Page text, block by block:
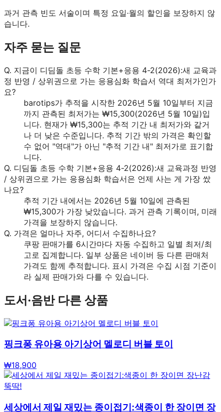
과거 관측 빈도 서술이며 특정 요일·월의 할인을 보장하지 않
습니다.
자주 묻는 질문
Q. 지금이 디딤돌 초등 수학 기본+응용 4-2(2026):새 교육과
정 반영 / 상위권으로 가는 응용심화 학습서 역대 최저가인가
요?
barotips가 추적을 시작한 2026년 5월 10일부터 지금
까지 관측된 최저가는 ₩15,300(2026년 5월 10일)입
니다. 현재가 ₩15,300는 추적 기간 내 최저가와 같거
나 더 낮은 수준입니다. 추적 기간 밖의 가격은 확인할
수 없어 "역대"가 아닌 "추적 기간 내" 최저가로 표기합
니다.
Q. 디딤돌 초등 수학 기본+응용 4-2(2026):새 교육과정 반영
/ 상위권으로 가는 응용심화 학습서은 언제 사는 게 가장 쌌
나요?
추적 기간 내에서는 2026년 5월 10일에 관측된
₩15,300가 가장 낮았습니다. 과거 관측 기록이며, 미래
가격을 보장하지 않습니다.
Q. 가격은 얼마나 자주, 어디서 수집하나요?
쿠팡 판매가를 6시간마다 자동 수집하고 일별 최저/최
고로 집계합니다. 일부 상품은 네이버 등 다른 판매처
가격도 함께 추적합니다. 표시 가격은 수집 시점 기준이
라 실제 판매가와 다를 수 있습니다.
도서·음반다른 상품
핑크퐁 유아용 아기상어 멜로디 버블 토이
₩18,900
세상에서 제일 재밌는 종이접기:색종이 한 장이면 장